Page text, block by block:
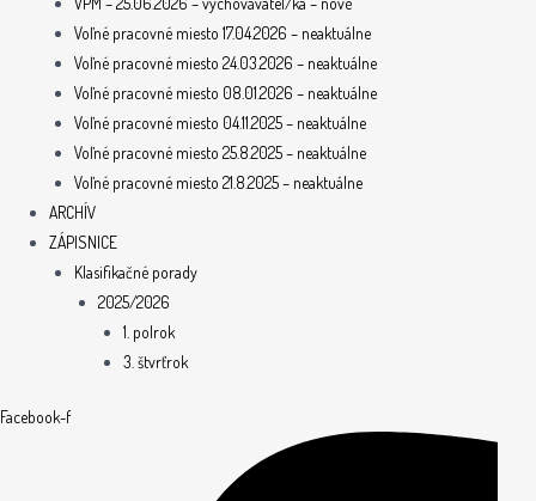
Voľné pracovné miesto 17.04.2026 – neaktuálne
Voľné pracovné miesto 24.03.2026 – neaktuálne
Voľné pracovné miesto 08.01.2026 – neaktuálne
Voľné pracovné miesto 04.11.2025 – neaktuálne
Voľné pracovné miesto 25.8.2025 – neaktuálne
Voľné pracovné miesto 21.8.2025 – neaktuálne
ARCHÍV
ZÁPISNICE
Klasifikačné porady
2025/2026
1. polrok
3. štvrťrok
Facebook-f